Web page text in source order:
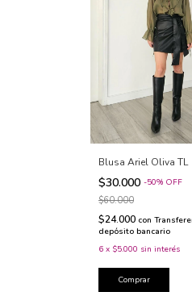
Blusa Ariel Oliva TL
$30.000 -50% OFF
$60.000
$24.000 con
depósito bancario
6 x $5.000 sin interés
Comprar